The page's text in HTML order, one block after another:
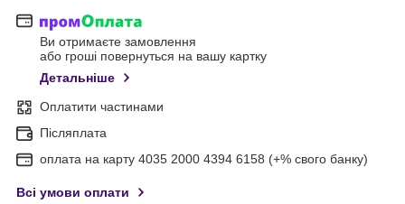
Ви отримаєте замовлення
або гроші повернуться на вашу картку
Детальніше
Оплатити частинами
Післяплата
оплата на карту 4035 2000 4394 6158 (+% свого банку)
Всі умови оплати